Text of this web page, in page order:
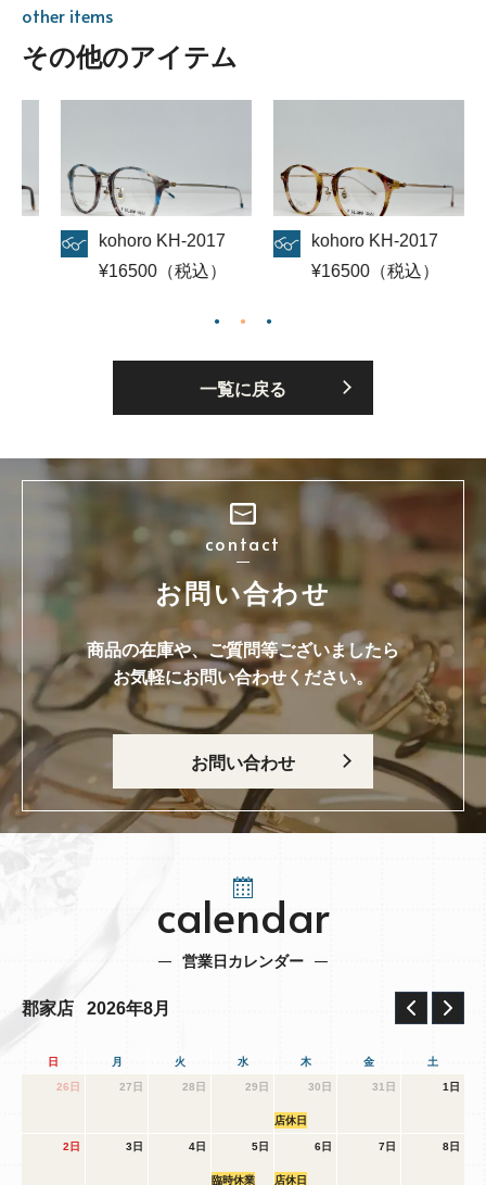
other items
その他のアイテム
KH-2017
（税込）
kohoro KH-2017
¥16500（税込）
kohoro
¥16500（
一覧に戻る
contact
お問い合わせ
商品の在庫や、ご質問等ございましたら
お気軽にお問い合わせください。
お問い合わせ
calendar
営業日カレンダー
郡家店 2026年8月
日 月 火 水 木 金 土
26日 27日 28日 29日 30日
店休日
31日 1日
2日 3日 4日 5日
臨時休業
6日
店休日
7日 8日